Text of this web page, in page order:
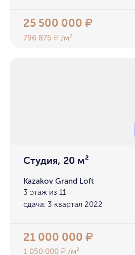
25 500 000₽
796 875₽ /м²
Студия, 20 м²
Kazakov Grand Loft
3 этаж из 11
сдача: 3 квартал 2022
21 000 000₽
1 050 000₽ /м²